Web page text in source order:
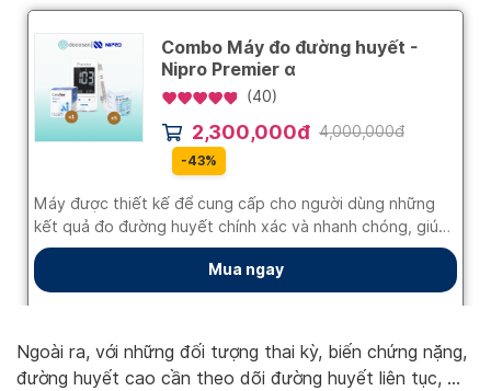
Ngoài ra, với những đối tượng thai kỳ, biến chứng nặng,
đường huyết cao cần theo dõi đường huyết liên tục, …